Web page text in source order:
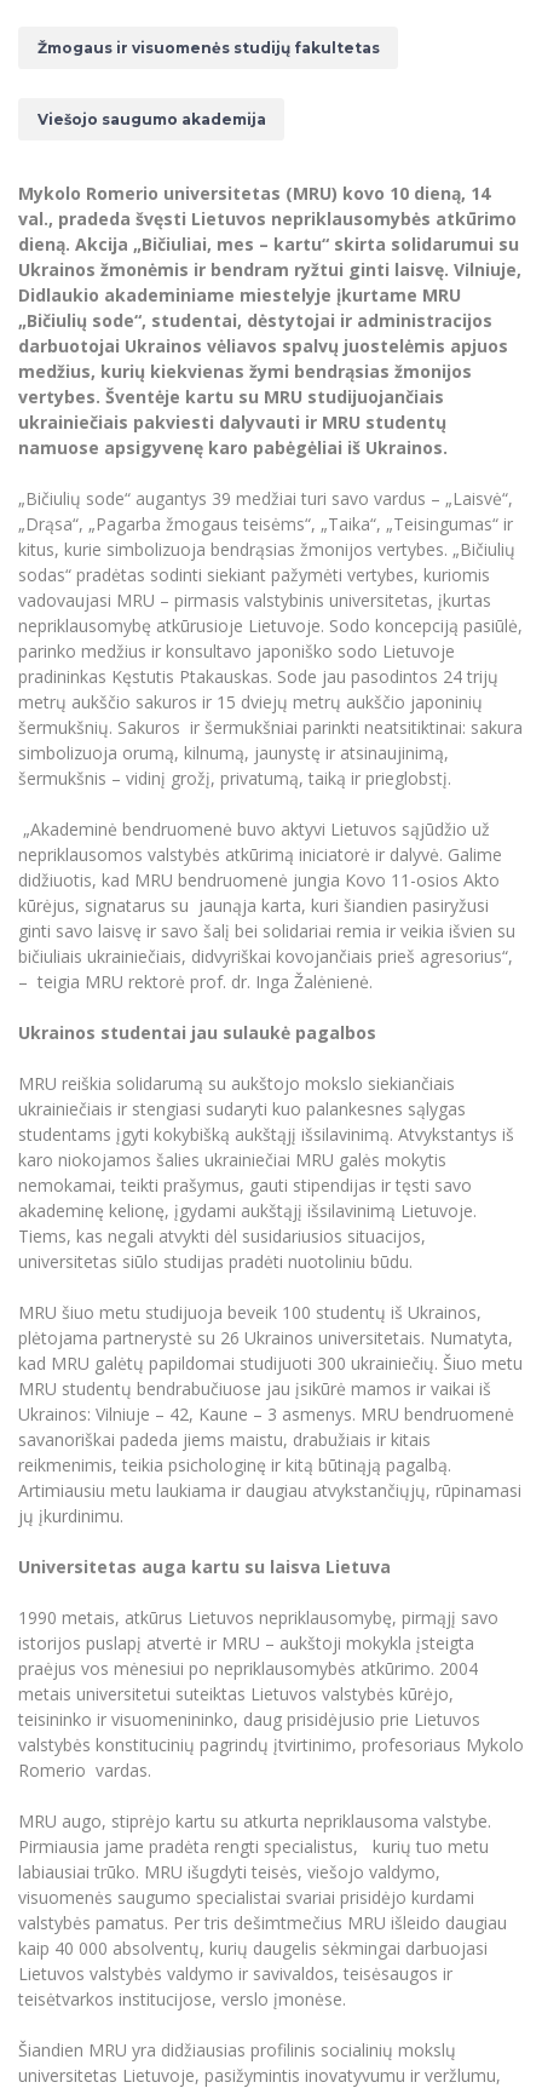
MRU pop vokalinis ansamblis (vadovas Artūras
MRU merginų choras
kompetencijų vertinimas ir pripažinimas
Kitos galimybės
Vilniaus Karaliaus Sedžiongo institutas
Doktorantūra
Akademinė leidyba
Mokymų LAB
Mokslo naujienos
Kasmetiniai mokslo renginiai
Veiklos dokumentai
Universiteto simbolika
Atributika
Naujienos
Tarptautiškumas
Studentams
Studentams
Partnerystės
Azijos centras
Vilniaus Karaliaus Sedžiongo institutas
Frankofoniškų šalių studijų centras
Darbuotojams
Azijos centras
Vilniaus Karaliaus Sedžiongo institutas
Frankofoniškų šalių studijų centras
Darnus vystymasis
Privatumo politika
Negalia ir individualieji poreikiai
Viešai skelbiama informacija
Parama Ukrainai
Civilinė sauga
Korupcijos prevencija
Sūduvos akademija
Tinklalaidės
Magistrantūros studijos
Teisės LL.M.
Papildomosios studijos
Pedagogų rengimas
Doktorantūros studijos
Profesinės bakalauro studijos
Personalo valdymo centras
Privačių interesų deklaravimas
Informacija naujiems darbuotojams
Studijų Moodle (studijų vykdymui)
Darbuotojų Moodle (kompetencijų tobulinimui)
Studijų tvarkaraštis
Informacinė sistema "Studijos"
Darbuotojų elektroninis paštas
Daugiafaktorinė autentifikacija universiteto
darbuotojams (MFA)
Mokslininkų profiliai "CRIS"
Bendruomenės gerovė
Darbuotojų kvalifikacijos kėlimas
MRU norminių teisės aktų duomenų bazė
Intranetas
eDVS
Microsoft Office 365
MRU mobilios programėlės
Pagalbos sistema
Profesinė sąjunga
Kontaktų paieška
Žmogaus ir visuomenės studijų fakultetas
Viešojo saugumo akademija
Mykolo Romerio universitetas (MRU) kovo 10 dieną, 14
val., pradeda švęsti Lietuvos nepriklausomybės atkūrimo
dieną. Akcija „Bičiuliai, mes – kartu“ skirta solidarumui su
Ukrainos žmonėmis ir bendram ryžtui ginti laisvę. Vilniuje,
Didlaukio akademiniame miestelyje įkurtame MRU
„Bičiulių sode“, studentai, dėstytojai ir administracijos
darbuotojai Ukrainos vėliavos spalvų juostelėmis apjuos
medžius, kurių kiekvienas žymi bendrąsias žmonijos
vertybes. Šventėje kartu su MRU studijuojančiais
ukrainiečiais pakviesti dalyvauti ir MRU studentų
namuose apsigyvenę karo pabėgėliai iš Ukrainos.
„Bičiulių sode“ augantys 39 medžiai turi savo vardus – „Laisvė“,
„Drąsa“, „Pagarba žmogaus teisėms“, „Taika“, „Teisingumas“ ir
kitus, kurie simbolizuoja bendrąsias žmonijos vertybes. „Bičiulių
sodas“ pradėtas sodinti siekiant pažymėti vertybes, kuriomis
vadovaujasi MRU – pirmasis valstybinis universitetas, įkurtas
nepriklausomybę atkūrusioje Lietuvoje. Sodo koncepciją pasiūlė,
parinko medžius ir konsultavo japoniško sodo Lietuvoje
pradininkas Kęstutis Ptakauskas. Sode jau pasodintos 24 trijų
metrų aukščio sakuros ir 15 dviejų metrų aukščio japoninių
šermukšnių. Sakuros ir šermukšniai parinkti neatsitiktinai: sakura
simbolizuoja orumą, kilnumą, jaunystę ir atsinaujinimą,
šermukšnis – vidinį grožį, privatumą, taiką ir prieglobstį.
„Akademinė bendruomenė buvo aktyvi Lietuvos sąjūdžio už
nepriklausomos valstybės atkūrimą iniciatorė ir dalyvė. Galime
didžiuotis, kad MRU bendruomenė jungia Kovo 11-osios Akto
kūrėjus, signatarus su jaunąja karta, kuri šiandien pasiryžusi
ginti savo laisvę ir savo šalį bei solidariai remia ir veikia išvien su
bičiuliais ukrainiečiais, didvyriškai kovojančiais prieš agresorius“,
– teigia MRU rektorė prof. dr. Inga Žalėnienė.
Ukrainos studentai jau sulaukė pagalbos
MRU reiškia solidarumą su aukštojo mokslo siekiančiais
ukrainiečiais ir stengiasi sudaryti kuo palankesnes sąlygas
studentams įgyti kokybišką aukštąjį išsilavinimą. Atvykstantys iš
karo niokojamos šalies ukrainiečiai MRU galės mokytis
nemokamai, teikti prašymus, gauti stipendijas ir tęsti savo
akademinę kelionę, įgydami aukštąjį išsilavinimą Lietuvoje.
Tiems, kas negali atvykti dėl susidariusios situacijos,
universitetas siūlo studijas pradėti nuotoliniu būdu.
MRU šiuo metu studijuoja beveik 100 studentų iš Ukrainos,
plėtojama partnerystė su 26 Ukrainos universitetais. Numatyta,
kad MRU galėtų papildomai studijuoti 300 ukrainiečių. Šiuo metu
MRU studentų bendrabučiuose jau įsikūrė mamos ir vaikai iš
Ukrainos: Vilniuje – 42, Kaune – 3 asmenys. MRU bendruomenė
savanoriškai padeda jiems maistu, drabužiais ir kitais
reikmenimis, teikia psichologinę ir kitą būtinąją pagalbą.
Artimiausiu metu laukiama ir daugiau atvykstančiųjų, rūpinamasi
jų įkurdinimu.
Universitetas auga kartu su laisva Lietuva
1990 metais, atkūrus Lietuvos nepriklausomybę, pirmąjį savo
istorijos puslapį atvertė ir MRU – aukštoji mokykla įsteigta
praėjus vos mėnesiui po nepriklausomybės atkūrimo. 2004
metais universitetui suteiktas Lietuvos valstybės kūrėjo,
teisininko ir visuomenininko, daug prisidėjusio prie Lietuvos
valstybės konstitucinių pagrindų įtvirtinimo, profesoriaus Mykolo
Romerio vardas.
MRU augo, stiprėjo kartu su atkurta nepriklausoma valstybe.
Pirmiausia jame pradėta rengti specialistus, kurių tuo metu
labiausiai trūko. MRU išugdyti teisės, viešojo valdymo,
visuomenės saugumo specialistai svariai prisidėjo kurdami
valstybės pamatus. Per tris dešimtmečius MRU išleido daugiau
kaip 40 000 absolventų, kurių daugelis sėkmingai darbuojasi
Lietuvos valstybės valdymo ir savivaldos, teisėsaugos ir
teisėtvarkos institucijose, verslo įmonėse.
Šiandien MRU yra didžiausias profilinis socialinių mokslų
universitetas Lietuvoje, pasižymintis inovatyvumu ir veržlumu,